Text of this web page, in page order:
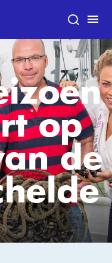
op
de